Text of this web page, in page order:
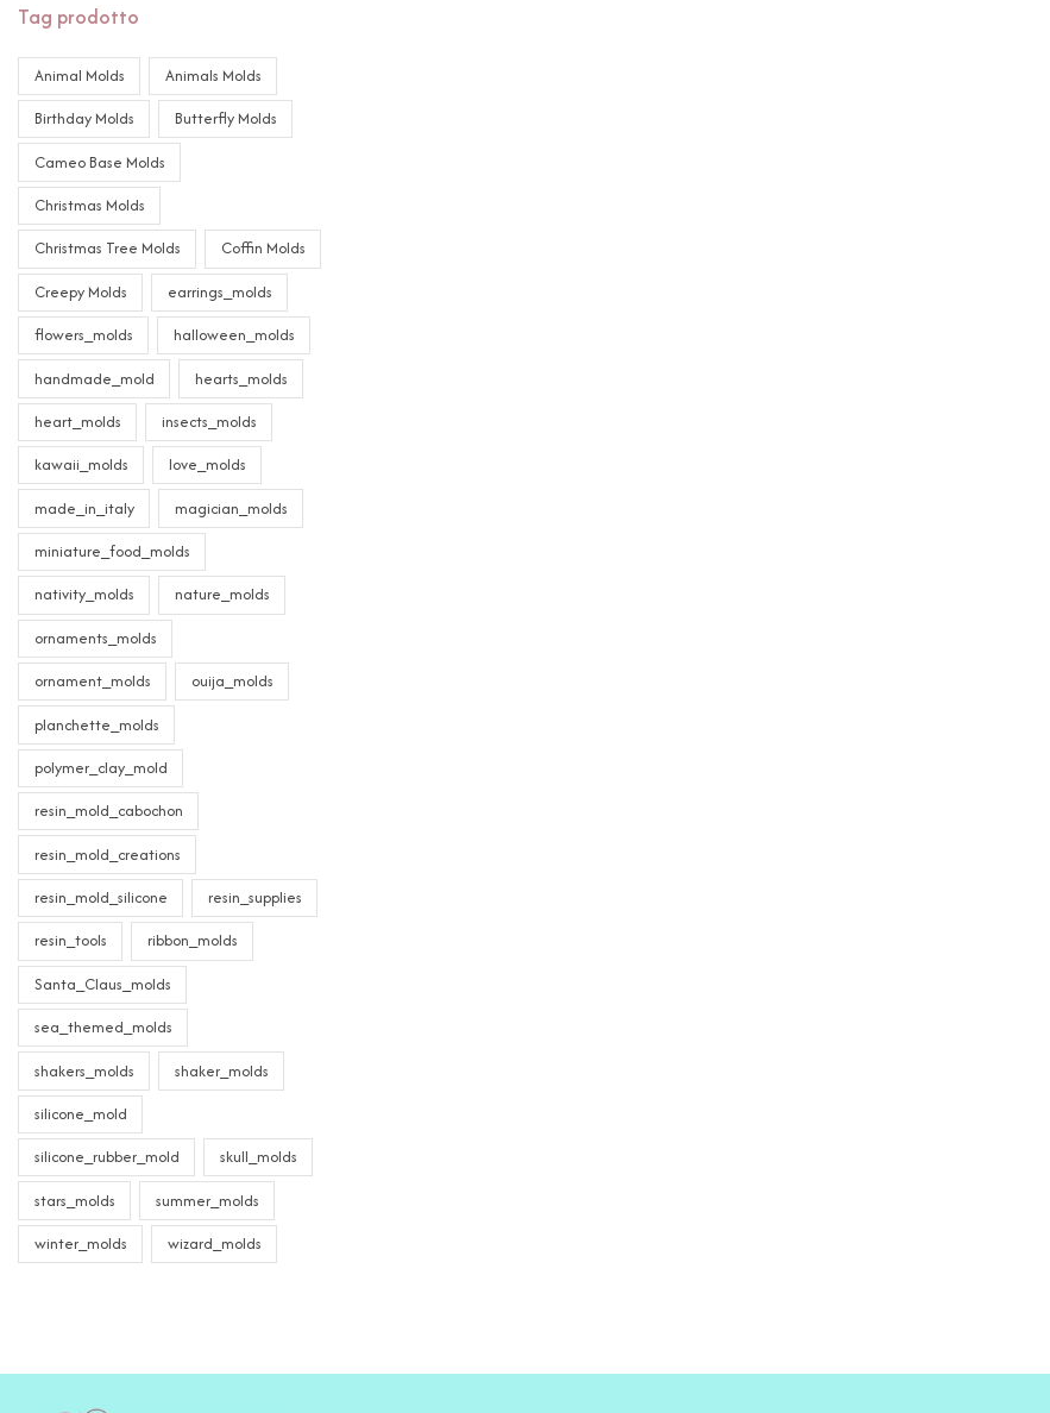
Tag prodotto
Animal Molds
Animals Molds
Birthday Molds
Butterfly Molds
Cameo Base Molds
Christmas Molds
Christmas Tree Molds
Coffin Molds
Creepy Molds
earrings_molds
flowers_molds
halloween_molds
handmade_mold
hearts_molds
heart_molds
insects_molds
kawaii_molds
love_molds
made_in_italy
magician_molds
miniature_food_molds
nativity_molds
nature_molds
ornaments_molds
ornament_molds
ouija_molds
planchette_molds
polymer_clay_mold
resin_mold_cabochon
resin_mold_creations
resin_mold_silicone
resin_supplies
resin_tools
ribbon_molds
Santa_Claus_molds
sea_themed_molds
shakers_molds
shaker_molds
silicone_mold
silicone_rubber_mold
skull_molds
stars_molds
summer_molds
winter_molds
wizard_molds